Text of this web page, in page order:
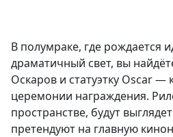
В полумраке, где рождается
драматичный свет, вы
Оскаров и статуэтку Oscar —
церемонии награждения.
пространстве, будут
претендуют на главную